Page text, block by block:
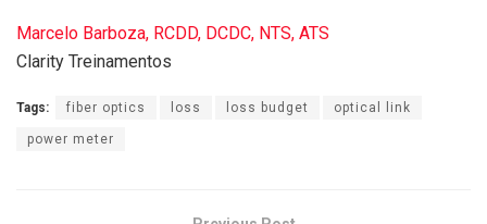
Marcelo Barboza, RCDD, DCDC, NTS, ATS
Clarity Treinamentos
Tags: fiber optics loss loss budget optical link
power meter